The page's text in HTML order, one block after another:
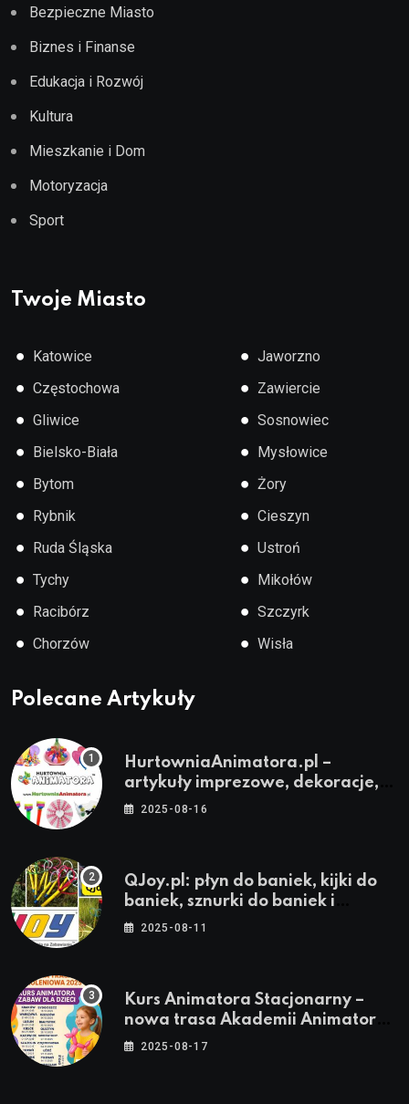
Bezpieczne Miasto
Biznes i Finanse
Edukacja i Rozwój
Kultura
Mieszkanie i Dom
Motoryzacja
Sport
Twoje Miasto
● Katowice
● Częstochowa
● Gliwice
● Bielsko-Biała
● Bytom
● Rybnik
● Ruda Śląska
● Tychy
● Racibórz
● Chorzów
● Jaworzno
● Zawiercie
● Sosnowiec
● Mysłowice
● Żory
● Cieszyn
● Ustroń
● Mikołów
● Szczyrk
● Wisła
Polecane Artykuły
HurtowniaAnimatora.pl –
artykuły imprezowe, dekoracje,
stroje i akcesoria dla animatorów
2025-08-16
QJoy.pl: płyn do baniek, kijki do
baniek, sznurki do baniek i
zestawy do baniek
2025-08-11
Kurs Animatora Stacjonarny –
nowa trasa Akademii Animatora
– jesień 2025
2025-08-17